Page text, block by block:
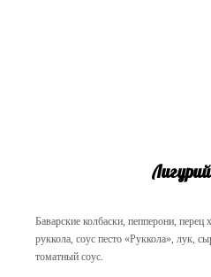
Баварские колбаски, пепперони, перец
руккола, соус песто «Руккола», лук,
томатный соус.